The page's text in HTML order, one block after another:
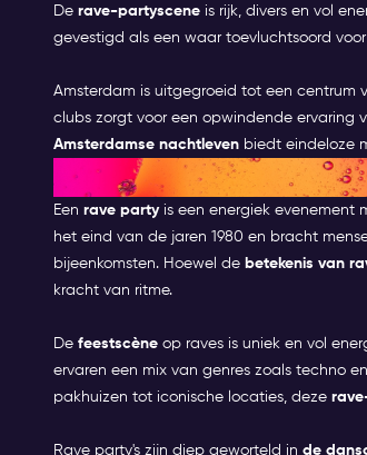
De rave-partyscene is rijk, divers en vol
gevestigd als een waar toevluchtsoord
Amsterdam is uitgegroeid tot een centrum
clubs zorgt voor een opwindende ervaring
Amsterdamse nachtleven biedt eindeloze
WAT IS EEN RAVE
Een rave party is een energiek evenement
het eind van de jaren 1980 en bracht
bijeenkomsten. Hoewel de betekenis van
kracht van ritme.
De feestscène op raves is uniek en vol
ervaren een mix van genres zoals techno
pakhuizen tot iconische locaties, deze
Rave party's zijn diep geworteld in de